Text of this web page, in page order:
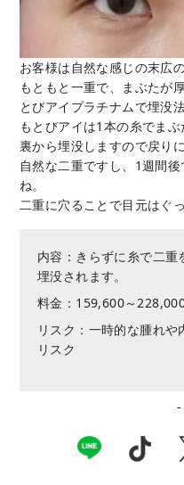
お客様は自然な感じの末広
もともと一重で、まぶたが
とびアイプラチナムで埋没
もとびアイは1本の糸でま
裏から埋没しますので戻り
自然な二重ですし、1週間
ね。
二重に穴ることで目元はぐ
内容：きらずに糸で二重
埋没されます。
料金：159,600～228,000
リスク：一時的な腫れ
リスク
-